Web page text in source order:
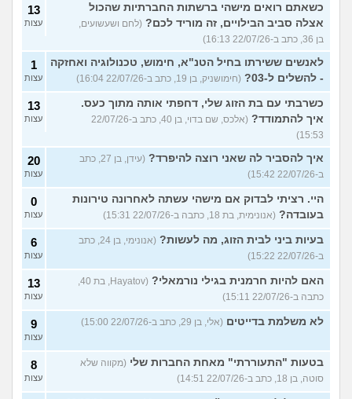
כשאתם רואים מישהי ברשתות החברתיות שהכול
אצלה סביב הבילויים, זה מוריד לכם? (לחם ושעשועים,
בן 36, כתב ב-22/07/26 16:13)
13
עצות
לאנשים ששירתו בחיל הטנ"א, חימוש, טכנולוגיה ואחזקה
- להשלים ל-03?
(חימושניק, בן 19, כתב ב-22/07/26 16:04)
1
עצות
כשרבתי עם בת הזוג שלי, דחפתי אותה מתוך כעס.
איך להתמודד?
(אלכס, שם בדוי, בן 40, כתב ב-22/07/26
15:53)
13
עצות
איך להסביר לה שאני רוצה להיפרד?
(עידן, בן 27, כתב
ב-22/07/26 15:42)
20
עצות
היי. רציתי לבדוק אם מישהי עשתה לאחרונה טירונות
בעובדה? (אנונימית, בת 18, כתבה ב-22/07/26 15:31)
0
עצות
בעיות ביני לבית הזוג, מה לעשות?
(אנונימי, בן 24, כתב
ב-22/07/26 15:22)
6
עצות
האם להיות חרמנית בגילי נורמאלי?
(Hayatov, בת 40,
כתבה ב-22/07/26 15:11)
13
עצות
לא משלמת בדייטים (אלי, בן 29, כתב ב-22/07/26 15:00) 9
עצות
בטעות "התעוררתי" מאחת החברות שלי (מקווה שלא
סוטה, בן 18, כתב ב-22/07/26 14:51)
8
עצות